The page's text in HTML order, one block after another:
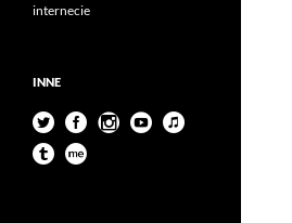
internecie
INNE